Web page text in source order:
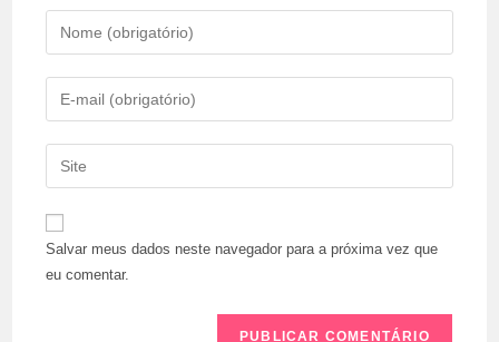
Salvar meus dados neste navegador para a próxima vez que
eu comentar.